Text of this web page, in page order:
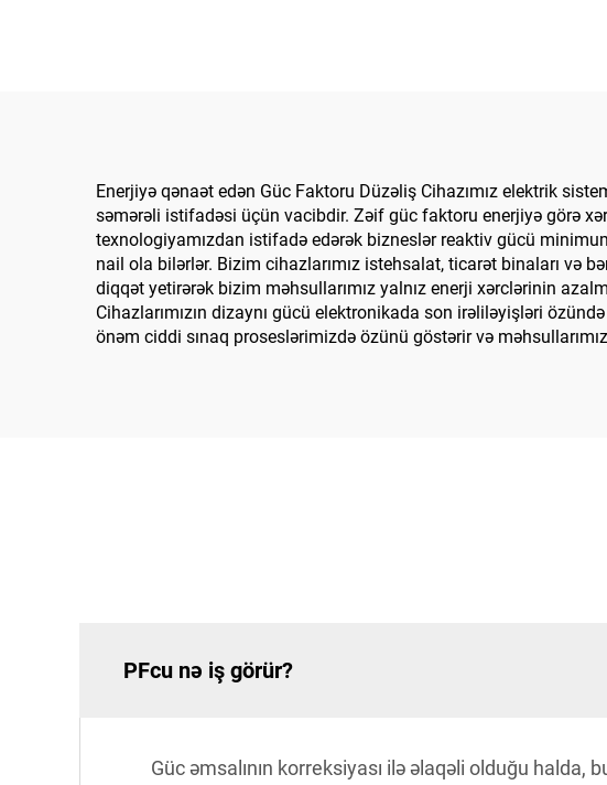
Enerjiyə qənaət edən Güc Faktoru Düzəliş Cihazımız elektrik
səmərəli istifadəsi üçün vacibdir. Zəif güc faktoru enerjiyə görə
texnologiyamızdan istifadə edərək bizneslər reaktiv gücü
nail ola bilərlər. Bizim cihazlarımız istehsalat, ticarət binaları və
diqqət yetirərək bizim məhsullarımız yalnız enerji xərclərinin
Cihazlarımızın dizaynı gücü elektronikada son irəliləyişləri
önəm ciddi sınaq proseslərimizdə özünü göstərir və
PFcu nə iş görür?
Güc əmsalının korreksiyası ilə əlaqəli olduğu